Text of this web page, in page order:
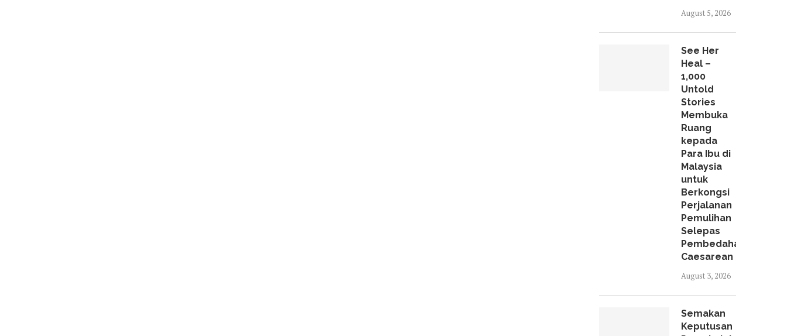
August 5, 2026
See Her
Heal –
1,000
Untold
Stories
Membuka
Ruang
kepada
Para Ibu di
Malaysia
untuk
Berkongsi
Perjalanan
Pemulihan
Selepas
Pembedahan
Caesarean
August 3, 2026
Semakan
Keputusan